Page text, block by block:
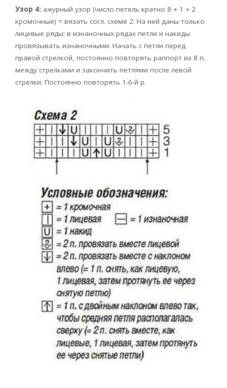
Узор 4: ажурный узор (число петель кратно 8 + 1 + 2
кромочные) = вязать согл. схеме 2. На ней даны только
лицевые ряды; в изнаночных рядах петли и накиды
провязывать изнаночными. Начать с петли перед
правой стрелкой, постоянно повторять раппорт из 8 п.
между стрелками и закончить петлями после левой
стрелки. Постоянно повторять 1-6-й р.